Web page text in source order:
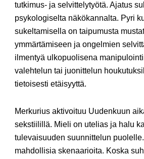
tutkimus- ja selvittelytyötä. Ajatus
psykologiselta näkökannalta. Pyri
sukeltamisella on taipumusta
ymmärtämiseen ja ongelmien
ilmentyä ulkopuolisena
valehtelun tai juonittelun
tietoisesti etäisyyttä.
Merkurius aktivoituu Uudenkuun
sekstiilillä. Mieli on utelias ja halu
tulevaisuuden suunnittelun
mahdollisia skenaarioita. Koska